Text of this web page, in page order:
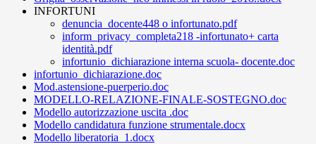
INFORTUNI
denuncia_docente448 o infortunato.pdf
inform_privacy_completa218 -infortunato+ carta
identità.pdf
infortunio_dichiarazione interna scuola- docente.doc
infortunio_dichiarazione.doc
Mod.astensione-puerperio.doc
MODELLO-RELAZIONE-FINALE-SOSTEGNO.doc
Modello autorizzazione uscita .doc
Modello candidatura funzione strumentale.docx
Modello liberatoria_1.docx